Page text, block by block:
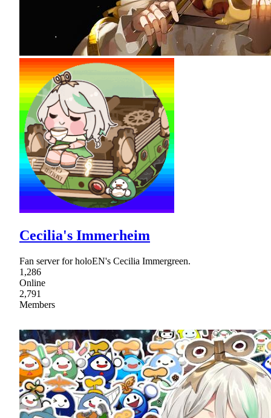
Cecilia's Immerheim
Fan server for holoEN's Cecilia Immergreen.
1,286
Online
2,791
Members